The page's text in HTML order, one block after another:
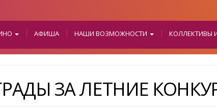
АФИША НАШИ ВОЗМОЖНОСТИ КОЛЛЕКТИВЫ
ЗА ЛЕТНИЕ